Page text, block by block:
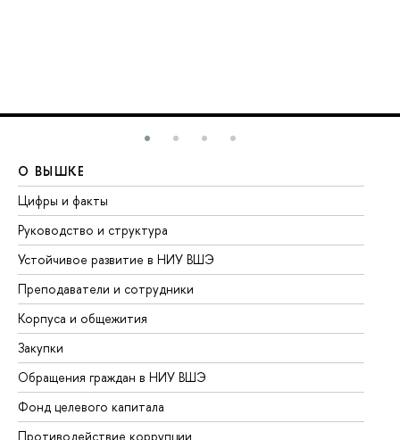
О ВЫШКЕ
Цифры и факты
Руководство и структура
Устойчивое развитие в НИУ ВШЭ
Преподаватели и сотрудники
Корпуса и общежития
Закупки
Обращения граждан в НИУ ВШЭ
Фонд целевого капитала
Противодействие коррупции